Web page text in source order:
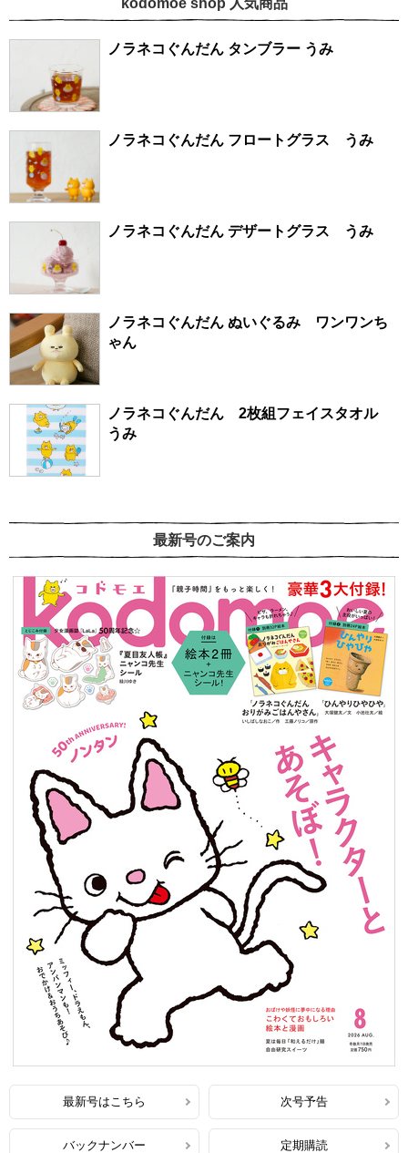
ノラネコぐんだん タンブラー うみ
ノラネコぐんだん フロートグラス うみ
ノラネコぐんだん デザートグラス うみ
ノラネコぐんだん ぬいぐるみ ワンワンち
ゃん
ノラネコぐんだん 2枚組フェイスタオル
うみ
最新号のご案内
最新号はこちら 次号予告
バックナンバー 定期購読